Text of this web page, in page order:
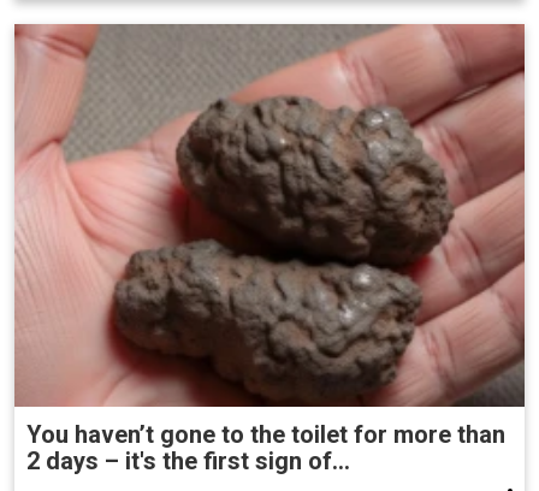
You haven’t gone to the toilet for more than
2 days – it's the first sign of...